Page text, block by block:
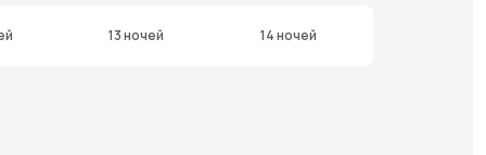
13 ночей 14 ночей